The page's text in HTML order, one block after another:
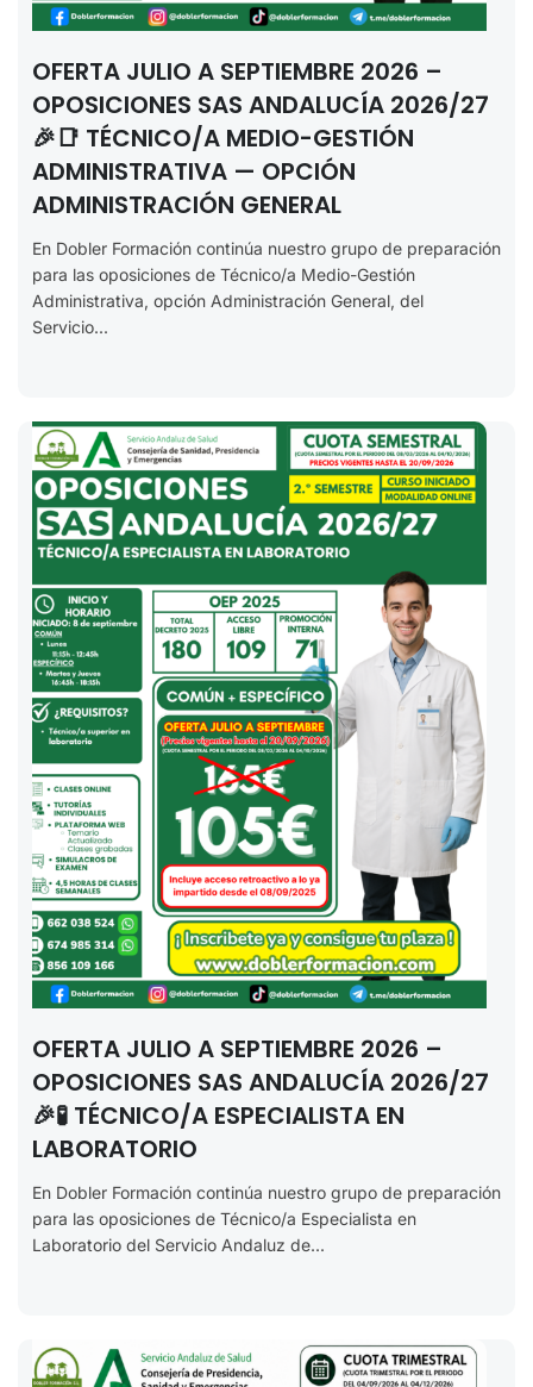
OFERTA JULIO A SEPTIEMBRE 2026 –
OPOSICIONES SAS ANDALUCÍA 2026/27
🎉📑 TÉCNICO/A MEDIO-GESTIÓN
ADMINISTRATIVA — OPCIÓN
ADMINISTRACIÓN GENERAL
En Dobler Formación continúa nuestro grupo de preparación
para las oposiciones de Técnico/a Medio-Gestión
Administrativa, opción Administración General, del
Servicio...
OFERTA JULIO A SEPTIEMBRE 2026 –
OPOSICIONES SAS ANDALUCÍA 2026/27
🎉🧪 TÉCNICO/A ESPECIALISTA EN
LABORATORIO
En Dobler Formación continúa nuestro grupo de preparación
para las oposiciones de Técnico/a Especialista en
Laboratorio del Servicio Andaluz de...